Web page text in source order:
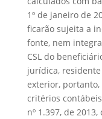
1º de janeiro de
ficarão sujeita a
fonte, nem
CSL do
jurídica,
exterior,
critérios
nº 1.397, de